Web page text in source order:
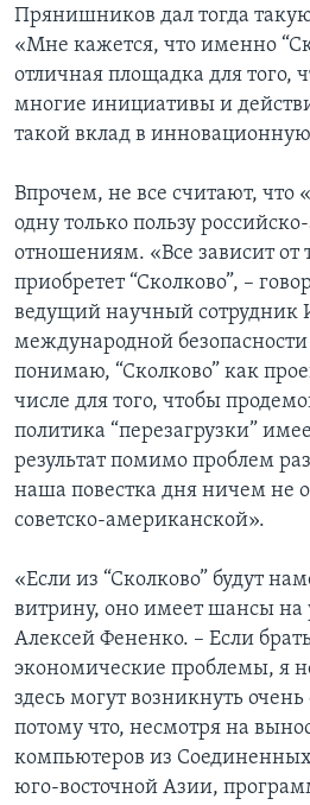
Прянишников дал тогда
«Мне кажется, что именно
отличная площадка для того,
многие инициативы и
такой вклад в
Впрочем, не все считают, что
одну только пользу
отношениям. «Все зависит от
приобретет “Сколково”, –
ведущий научный сотрудник
международной
понимаю, “Сколково” как
числе для того, чтобы
политика “перезагрузки”
результат помимо проблем
наша повестка дня ничем не
советско-американской».
«Если из “Сколково” будут
витрину, оно имеет шансы на
Алексей Фененко. – Если
экономические проблемы, я
здесь могут возникнуть
потому что, несмотря на
компьютеров из
юго-восточной Азии,